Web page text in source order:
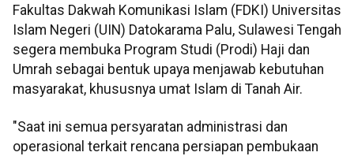
Fakultas Dakwah Komunikasi Islam (FDKI) Universitas
Islam Negeri (UIN) Datokarama Palu, Sulawesi Tengah
segera membuka Program Studi (Prodi) Haji dan
Umrah sebagai bentuk upaya menjawab kebutuhan
masyarakat, khususnya umat Islam di Tanah Air.
"Saat ini semua persyaratan administrasi dan
operasional terkait rencana persiapan pembukaan